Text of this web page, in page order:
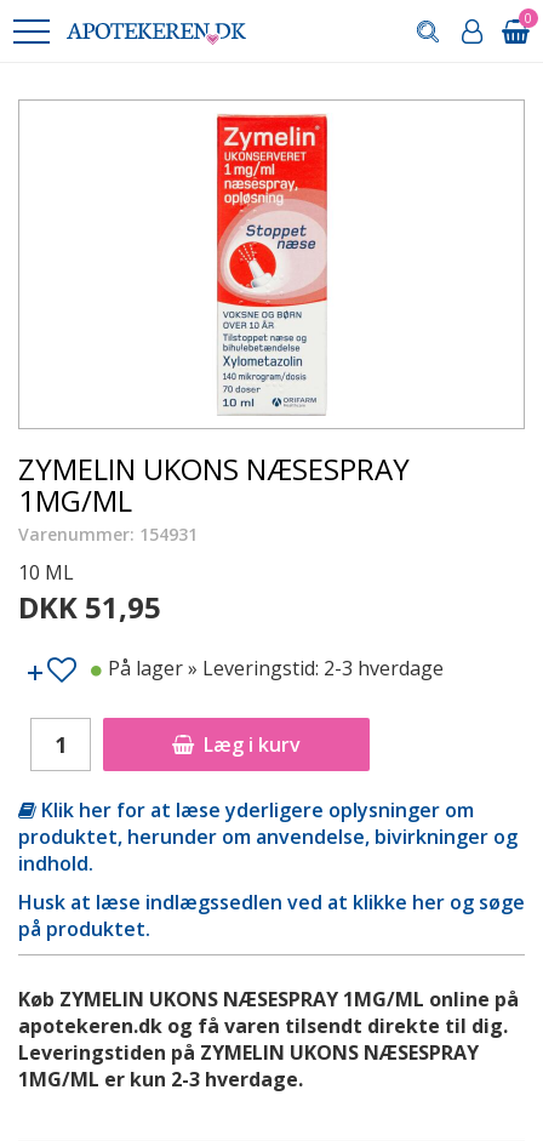
0
ZYMELIN UKONS NÆSESPRAY
1MG/ML
Varenummer: 154931
10 ML
DKK 51,95
Læg i kurv
På lager» Leveringstid: 2-3 hverdage
Klik her for at læse yderligere oplysninger om
produktet, herunder om anvendelse, bivirkninger og
indhold.
Husk at læse indlægssedlen ved at klikke her og søge
på produktet.
Køb ZYMELIN UKONS NÆSESPRAY 1MG/ML online på
apotekeren.dk og få varen tilsendt direkte til dig.
Leveringstiden på ZYMELIN UKONS NÆSESPRAY
1MG/ML er kun 2-3 hverdage.